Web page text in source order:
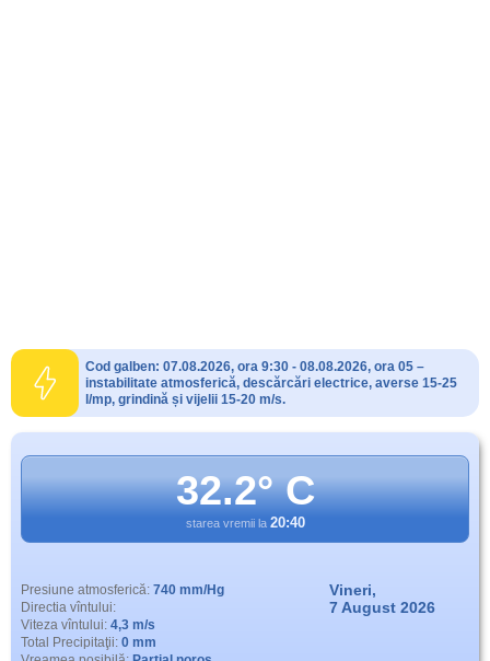
Cod galben: 07.08.2026, ora 9:30 - 08.08.2026, ora 05 –
instabilitate atmosferică, descărcări electrice, averse 15-25
l/mp, grindină și vijelii 15-20 m/s.
32.2° C
starea vremii la 20:40
Presiune atmosferică: 740 mm/Hg
Directia vîntului:
Viteza vîntului: 4,3 m/s
Total Precipitaţii: 0 mm
Vineri,
7 August 2026